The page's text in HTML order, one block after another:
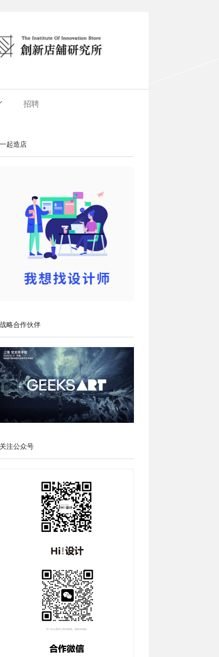
招聘
起造店
略合作伙伴
注公众号